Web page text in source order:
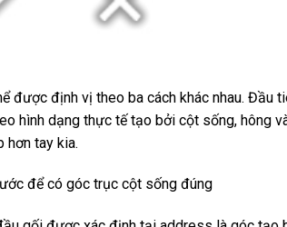
được định vị theo ba cách khác nhau. Đầu
hình dạng thực tế tạo bởi cột sống, hông
hơn tay kia.
để có góc trục cột sống đúng